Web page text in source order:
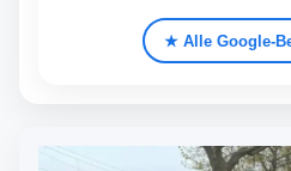
★ Alle